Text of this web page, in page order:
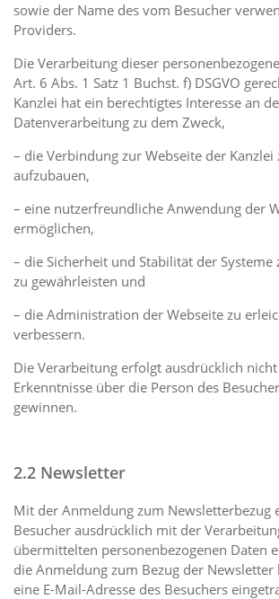
sowie der Name des vom Besucher
Providers.
Die Verarbeitung dieser
Art. 6 Abs. 1 Satz 1 Buchst. f) DSGVO
Kanzlei hat ein berechtigtes Interesse an
Datenverarbeitung zu dem Zweck,
– die Verbindung zur Webseite der Kanzlei
aufzubauen,
– eine nutzerfreundliche Anwendung der
ermöglichen,
– die Sicherheit und Stabilität der Systeme
zu gewährleisten und
– die Administration der Webseite zu
verbessern.
Die Verarbeitung erfolgt ausdrücklich
Erkenntnisse über die Person des
gewinnen.
2.2 Newsletter
Mit der Anmeldung zum Newsletterbezug
Besucher ausdrücklich mit der
übermittelten personenbezogenen Daten
die Anmeldung zum Bezug der
eine E-Mail-Adresse des Besuchers